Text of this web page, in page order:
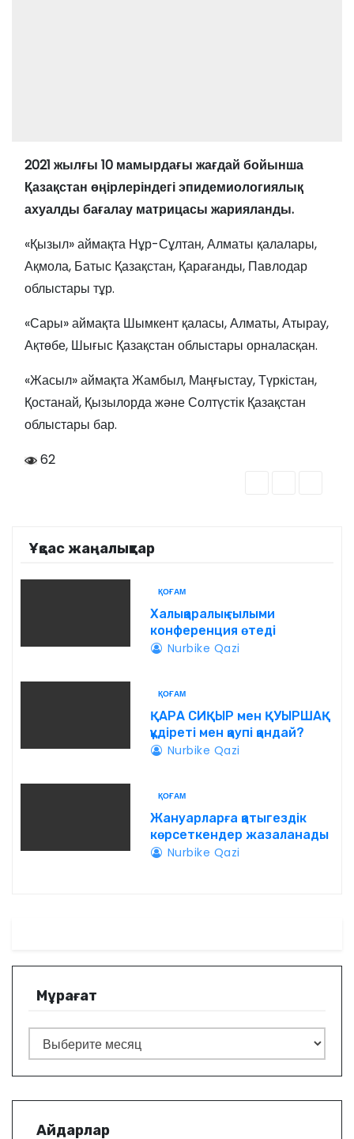
2021 жылғы 10 мамырдағы жағдай бойынша
Қазақстан өңірлеріндегі эпидемиологиялық
ахуалды бағалау матрицасы жарияланды.
«Қызыл» аймақта Нұр-Сұлтан, Алматы қалалары,
Ақмола, Батыс Қазақстан, Қарағанды, Павлодар
облыстары тұр.
«Сары» аймақта Шымкент қаласы, Алматы, Атырау,
Ақтөбе, Шығыс Қазақстан облыстары орналасқан.
«Жасыл» аймақта Жамбыл, Маңғыстау, Түркістан,
Қостанай, Қызылорда және Солтүстік Қазақстан
облыстары бар.
62
Ұқсас жаңалықтар
ҚОҒАМ
Халықаралық ғылыми
конференция өтеді
Nurbike Qazi
ҚОҒАМ
ҚАРА СИҚЫР мен ҚУЫРШАҚ
құдіреті мен қаупі қандай?
Nurbike Qazi
ҚОҒАМ
Жануарларға қатыгездік
көрсеткендер жазаланады
Nurbike Qazi
Мұрағат
ұ
р
а
Айдарлар